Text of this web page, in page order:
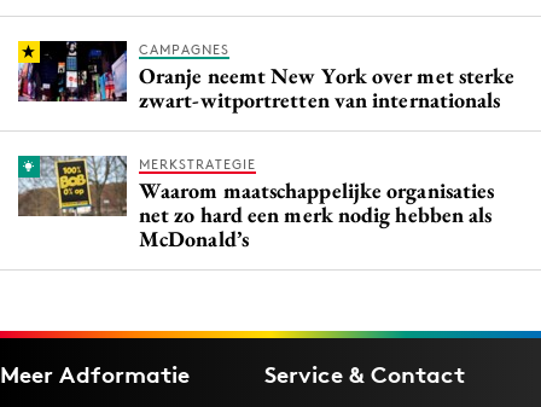
CAMPAGNES
Oranje neemt New York over met sterke
zwart-witportretten van internationals
MERKSTRATEGIE
Waarom maatschappelijke organisaties
net zo hard een merk nodig hebben als
McDonald’s
Meer Adformatie Service & Contact